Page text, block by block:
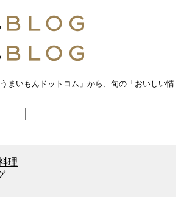
まいもんドットコム」から、旬の「おいしい情
理